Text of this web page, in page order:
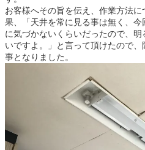
お客様へその旨を伝え、作業方法
果、「天井を常に見る事は無く、
に気づかないくらいだったので、
いですよ。」と言って頂けたので、
事となりました。